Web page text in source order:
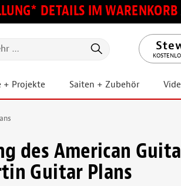
DETAILS IM WARENKORB
+ Projekte Saiten + Zubehör
des American
Guitar Plans